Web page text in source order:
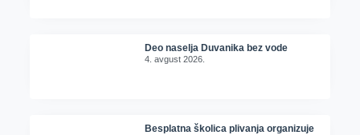
Deo naselja Duvanika bez vode
4. avgust 2026.
Besplatna školica plivanja organizuje